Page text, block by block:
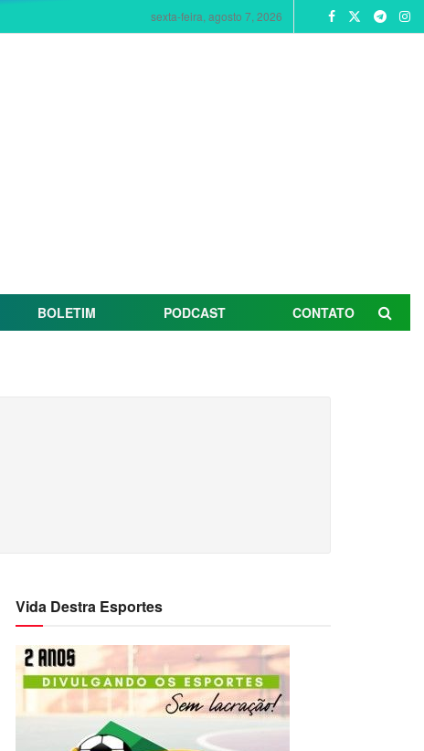
sexta-feira, agosto 7, 2026
BOLETIM PODCAST CONTATO
Vida Destra Esportes